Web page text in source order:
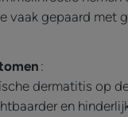
vaak gepaard met
:
dermatitis op
en